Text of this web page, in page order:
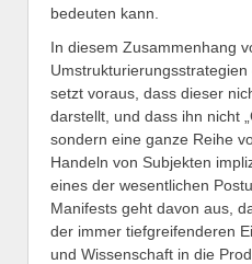
bedeuten kann.
In diesem Zusammenhang
Umstrukturierungsstrategien
setzt voraus, dass dieser
darstellt, und dass ihn nicht
sondern eine ganze Reihe
Handeln von Subjekten
eines der wesentlichen
Manifests geht davon aus,
der immer tiefgreifenderen
und Wissenschaft in die